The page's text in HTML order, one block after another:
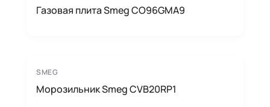
Газовая плита Smeg CO96GMA9
SMEG
Морозильник Smeg CVB20RP1